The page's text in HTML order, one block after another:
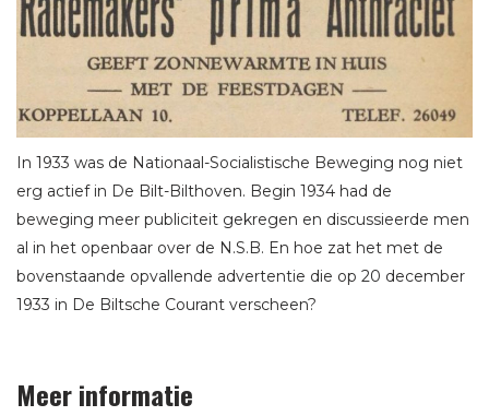
In 1933 was de Nationaal-Socialistische Beweging nog niet
erg actief in De Bilt-Bilthoven. Begin 1934 had de
beweging meer publiciteit gekregen en discussieerde men
al in het openbaar over de N.S.B. En hoe zat het met de
bovenstaande opvallende advertentie die op 20 december
1933 in De Biltsche Courant verscheen?
Meer informatie